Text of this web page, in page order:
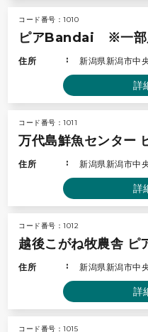
コード番号：1010
ピアBandai ※一部
住所 新潟県新潟市中
詳
コード番号：1011
万代島鮮魚センター
住所 新潟県新潟市中
詳
コード番号：1012
越後こがね牧農舎 ピ
住所 新潟県新潟市中
詳
コード番号：1015